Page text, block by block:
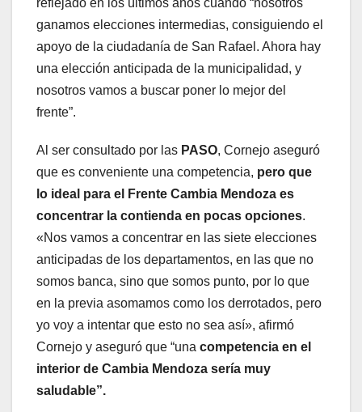
ganamos elecciones intermedias, consiguiendo el
apoyo de la ciudadanía de San Rafael. Ahora hay
una elección anticipada de la municipalidad, y
nosotros vamos a buscar poner lo mejor del
frente”.
Al ser consultado por las PASO, Cornejo aseguró
que es conveniente una competencia, pero que
lo ideal para el Frente Cambia Mendoza es
concentrar la contienda en pocas opciones.
«Nos vamos a concentrar en las siete elecciones
anticipadas de los departamentos, en las que no
somos banca, sino que somos punto, por lo que
en la previa asomamos como los derrotados, pero
yo voy a intentar que esto no sea así», afirmó
Cornejo y aseguró que “una competencia en el
interior de Cambia Mendoza sería muy
saludable”.